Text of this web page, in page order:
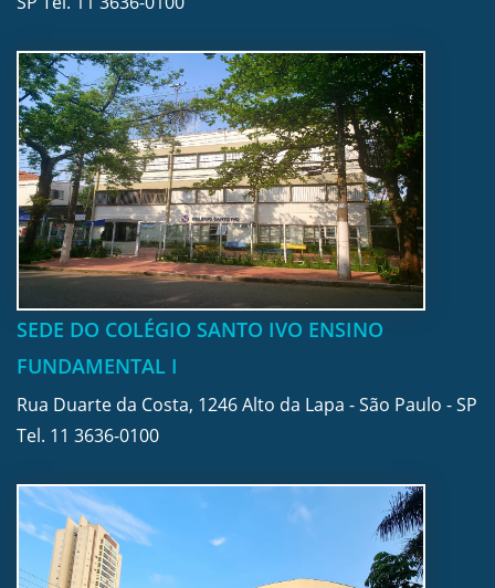
SEDE DO COLÉGIO SANTO IVO ENSINO
FUNDAMENTAL I
Rua Duarte da Costa, 1246 Alto da Lapa - São Paulo - SP
Tel. 11 3636-0100